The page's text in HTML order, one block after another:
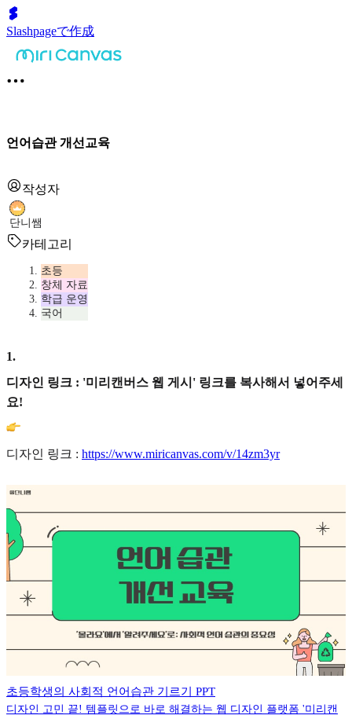
Slashpageで作成
언어습관 개선교육
작성자
단니쌤
카테고리
초등
창체 자료
학급 운영
국어
1.
디자인 링크 : '미리캔버스 웹 게시' 링크를 복사해서 넣어주세
요!
디자인 링크 : https://www.miricanvas.com/v/14zm3yr
초등학생의 사회적 언어습관 기르기 PPT
디자인 고민 끝! 템플릿으로 바로 해결하는 웹 디자인 플랫폼 '미리캔